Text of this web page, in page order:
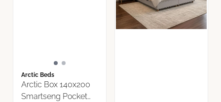
Arctic Beds
Arctic Box 140x200
Smartseng Pocket